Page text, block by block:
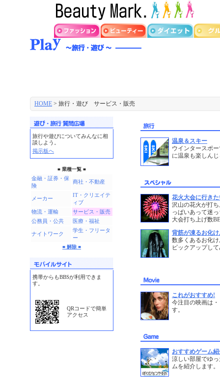
HOME > 旅行・遊び サービス・販売
旅行や遊びについてみんなに相
談しよう。
掲示板へ
■ 業種一覧 ■
金融・証券・保
険
商社・不動産
メーカー
IT・クリエイテ
ィブ
物流・運輸
サービス・販売
公務員・公共
医療・福祉
ナイトワーク
学生・フリータ
ー
■ 解除 ■
携帯からもBBSが利用できま
す。
QRコードで簡単
アクセス
温泉＆スキー
ウインタースポ
に温泉も楽しん
花火大会に行き
沢山の花火が打
っぱいあって迷
大会打ち上げ数
背筋が凍るお化
数多くあるお化
ピックアップし
これがおすすめ!
今注目の映画は
す。
おすすめゲーム
涼しい部屋でゆ
ムを紹介します。